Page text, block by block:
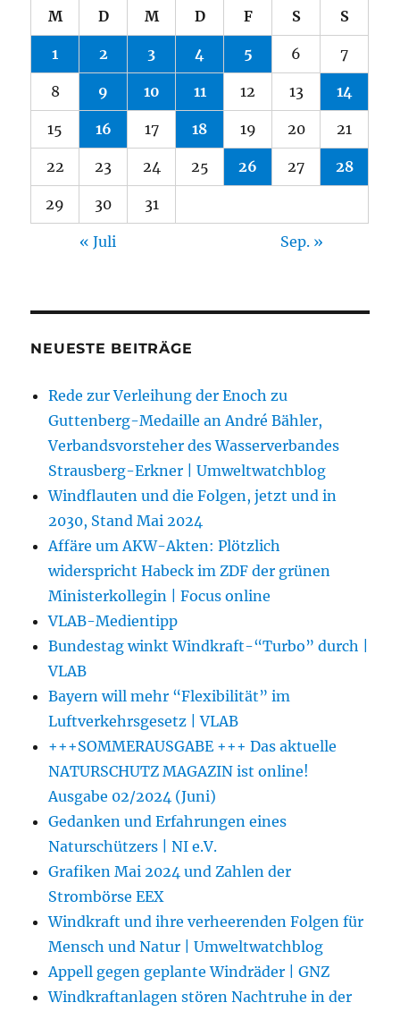
M D M D F S S
1 2 3 4 5 6 7
8 9 10 11 12 13 14
15 16 17 18 19 20 21
22 23 24 25 26 27 28
29 30 31
« Juli Sep. »
NEUESTE BEITRÄGE
Rede zur Verleihung der Enoch zu
Guttenberg-Medaille an André Bähler,
Verbandsvorsteher des Wasserverbandes
Strausberg-Erkner | Umweltwatchblog
Windflauten und die Folgen, jetzt und in
2030, Stand Mai 2024
Affäre um AKW-Akten: Plötzlich
widerspricht Habeck im ZDF der grünen
Ministerkollegin | Focus online
VLAB-Medientipp
Bundestag winkt Windkraft-“Turbo” durch |
VLAB
Bayern will mehr “Flexibilität” im
Luftverkehrsgesetz | VLAB
+++SOMMERAUSGABE +++ Das aktuelle
NATURSCHUTZ MAGAZIN ist online!
Ausgabe 02/2024 (Juni)
Gedanken und Erfahrungen eines
Naturschützers | NI e.V.
Grafiken Mai 2024 und Zahlen der
Strombörse EEX
Windkraft und ihre verheerenden Folgen für
Mensch und Natur | Umweltwatchblog
Appell gegen geplante Windräder | GNZ
Windkraftanlagen stören Nachtruhe in der